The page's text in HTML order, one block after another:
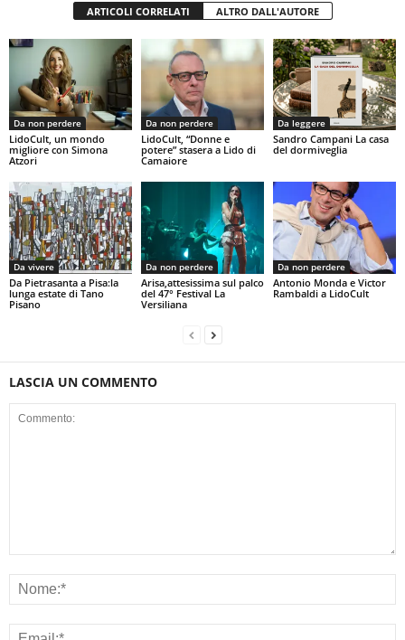
ARTICOLI CORRELATI ALTRO DALL'AUTORE
Da non perdere
LidoCult, un mondo
migliore con Simona
Atzori
Da non perdere
LidoCult, “Donne e
potere” stasera a Lido di
Camaiore
Da leggere
Sandro Campani La casa
del dormiveglia
Da vivere
Da Pietrasanta a Pisa:la
lunga estate di Tano
Pisano
Da non perdere
Arisa,attesissima sul palco
del 47° Festival La
Versiliana
Da non perdere
Antonio Monda e Victor
Rambaldi a LidoCult
LASCIA UN COMMENTO